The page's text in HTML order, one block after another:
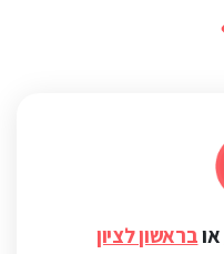
אובראשון לציון